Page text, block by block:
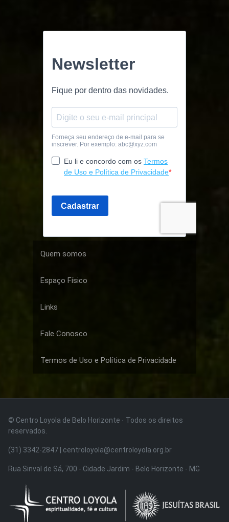
Quem somos
Espaço Físico
Links
Fale Conosco
Termos de Uso e Política de Privacidade
© Centro Loyola de Belo Horizonte · Todos os direitos
reservados.
(31) 3342-2847 | centroloyola@centroloyola.org.br
Rua Sinval de Sá, 700 - Cidade Jardim - Belo Horizonte - MG